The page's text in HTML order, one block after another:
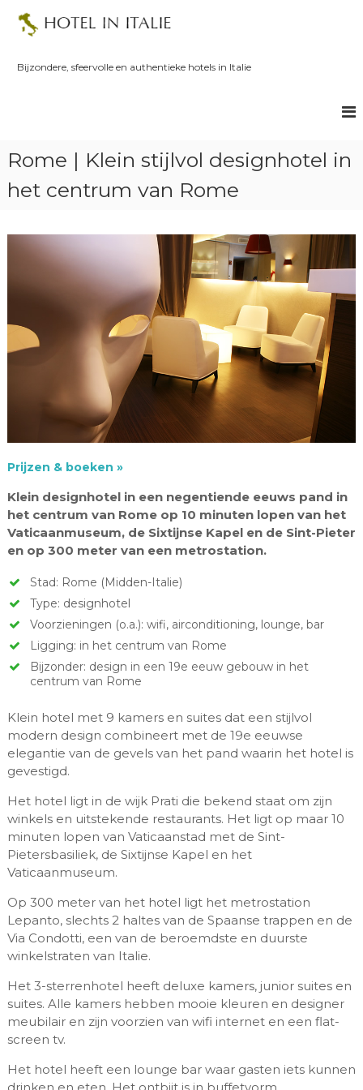
Bijzondere, sfeervolle en authentieke hotels in Italie
Rome | Klein stijlvol designhotel in
het centrum van Rome
Prijzen & boeken »
Klein designhotel in een negentiende eeuws pand in
het centrum van Rome op 10 minuten lopen van het
Vaticaanmuseum, de Sixtijnse Kapel en de Sint-Pieter
en op 300 meter van een metrostation.
Stad: Rome (Midden-Italie)
Type: designhotel
Voorzieningen (o.a.): wifi, airconditioning, lounge, bar
Ligging: in het centrum van Rome
Bijzonder: design in een 19e eeuw gebouw in het
centrum van Rome
Klein hotel met 9 kamers en suites dat een stijlvol
modern design combineert met de 19e eeuwse
elegantie van de gevels van het pand waarin het hotel is
gevestigd.
Het hotel ligt in de wijk Prati die bekend staat om zijn
winkels en uitstekende restaurants. Het ligt op maar 10
minuten lopen van Vaticaanstad met de Sint-
Pietersbasiliek, de Sixtijnse Kapel en het
Vaticaanmuseum.
Op 300 meter van het hotel ligt het metrostation
Lepanto, slechts 2 haltes van de Spaanse trappen en de
Via Condotti, een van de beroemdste en duurste
winkelstraten van Italie.
Het 3-sterrenhotel heeft deluxe kamers, junior suites en
suites. Alle kamers hebben mooie kleuren en designer
meubilair en zijn voorzien van wifi internet en een flat-
screen tv.
Het hotel heeft een lounge bar waar gasten iets kunnen